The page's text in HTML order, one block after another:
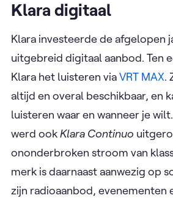
Klara digitaal
Klara investeerde de afgelopen
uitgebreid digitaal aanbod. Ten
Klara het luisteren viaVRT MAX.
altijd en overal beschikbaar, en
luisteren waar en wanneer je
werd ookKlara Continuo
ononderbroken stroom van
merk is daarnaast aanwezig op
zijn radioaanbod, evenementen